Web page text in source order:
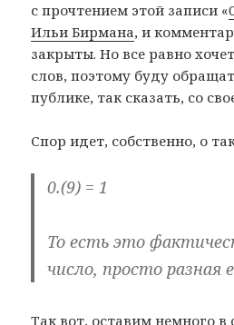
с прочтением этой записи «
Ильи Бирмана, и
закрыты. Но все равно
слов, поэтому буду
публике, так сказать, со
Спор идет, собственно, о
0.(9) = 1
То есть это
число, просто разная
Так вот, оставим немного в